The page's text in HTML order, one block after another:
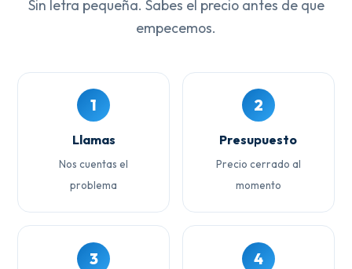
Sin letra pequeña. Sabes el precio antes de que
empecemos.
1
Llamas
Nos cuentas el
problema
2
Presupuesto
Precio cerrado al
momento
3 4